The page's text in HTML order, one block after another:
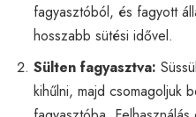
fagyasztóból, és fagyott
hosszabb sütési idővel.
Sülten fagyasztva:
kihűlni, majd csomagoljuk